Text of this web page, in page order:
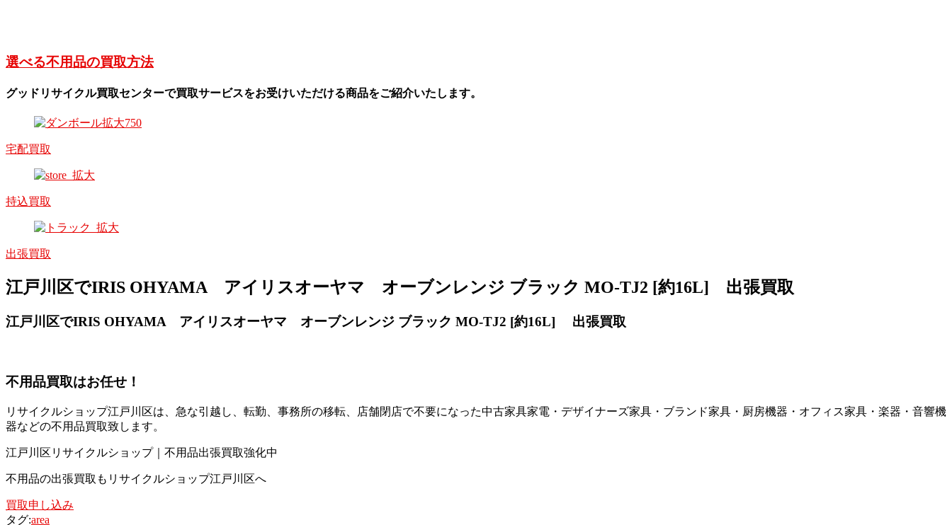
選べる不用品の買取方法
グッドリサイクル買取センターで買取サービスをお受けいただける商品をご紹介いたします。
宅配買取
持込買取
出張買取
江戸川区でIRIS OHYAMA アイリスオーヤマ オーブンレンジ ブラック MO-TJ2 [約16L] 出張買取
江戸川区でIRIS OHYAMA アイリスオーヤマ オーブンレンジ ブラック MO-TJ2 [約16L] 出張買取
不用品買取はお任せ！
リサイクルショップ江戸川区は、急な引越し、転勤、事務所の移転、店舗閉店で不要になった中古家具家電・デザイナーズ家具・ブランド家具・厨房機器・オフィス家具・楽器・音響機
器などの不用品買取致します。
江戸川区リサイクルショップ｜不用品出張買取強化中
不用品の出張買取もリサイクルショップ江戸川区へ
買取申し込み
タグ:area